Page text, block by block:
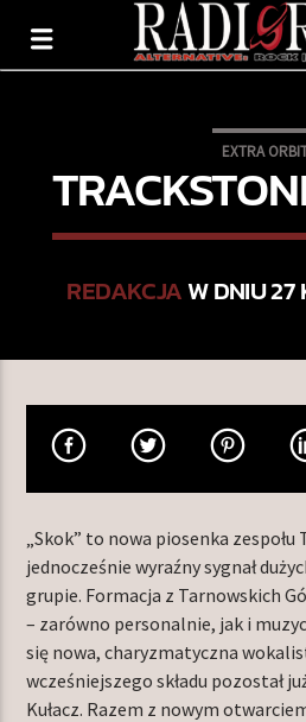
TERAZ GRAMY
SIMILARITIES
TERAZ W RAMÓWCE
INDIE ORBIT
08:00 10:00
EXTRA
REDAKCJAW DNIU
„Skok” to nowa piosenka
jednocześnie wyraźny sygnał
grupie. Formacja z Tarnowskich
– zarówno personalnie, jak i
się nowa, charyzmatyczna
wcześniejszego składu pozostał
Kułacz. Razem z nowym